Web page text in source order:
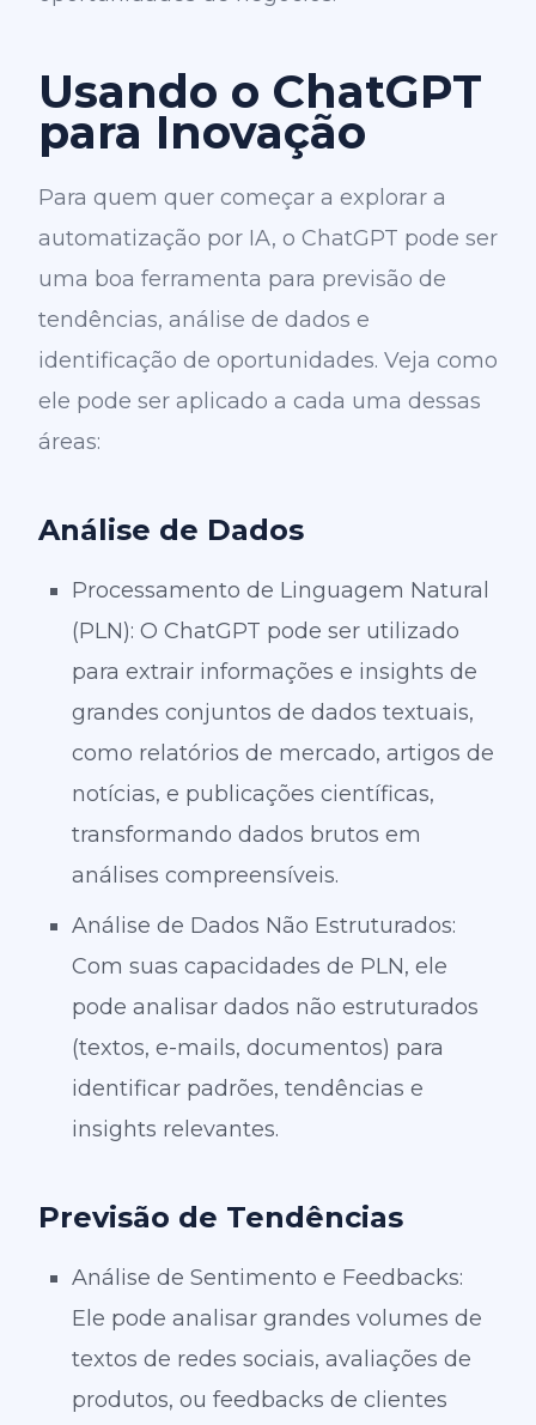
Usando o ChatGPT
para Inovação
Para quem quer começar a explorar a
automatização por IA, o ChatGPT pode ser
uma boa ferramenta para previsão de
tendências, análise de dados e
identificação de oportunidades. Veja como
ele pode ser aplicado a cada uma dessas
áreas:
Análise de Dados
Processamento de Linguagem Natural
(PLN): O ChatGPT pode ser utilizado
para extrair informações e insights de
grandes conjuntos de dados textuais,
como relatórios de mercado, artigos de
notícias, e publicações científicas,
transformando dados brutos em
análises compreensíveis.
Análise de Dados Não Estruturados:
Com suas capacidades de PLN, ele
pode analisar dados não estruturados
(textos, e-mails, documentos) para
identificar padrões, tendências e
insights relevantes.
Previsão de Tendências
Análise de Sentimento e Feedbacks:
Ele pode analisar grandes volumes de
textos de redes sociais, avaliações de
produtos, ou feedbacks de clientes